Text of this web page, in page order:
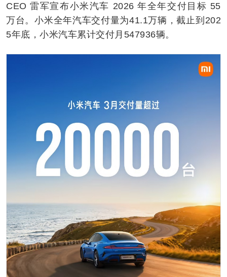
CEO 雷军宣布小米汽车 2026 年全年交付目标 55
万台。小米全年汽车交付量为41.1万辆，截止到202
5年底，小米汽车累计交付月547936辆。